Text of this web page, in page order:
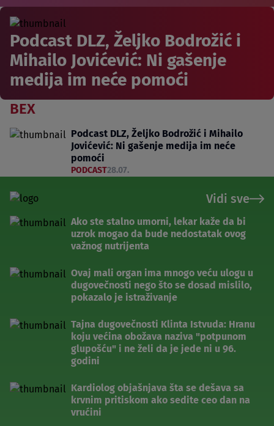
Podcast DLZ, Željko Bodrožić i
Mihailo Jovićević: Ni gašenje
medija im neće pomoći
BEX
Podcast DLZ, Željko Bodrožić i Mihailo
Jovićević: Ni gašenje medija im neće
pomoći
PODCAST28.07.
Vidi sve
Ako ste stalno umorni, lekar kaže da bi
uzrok mogao da bude nedostatak ovog
važnog nutrijenta
Ovaj mali organ ima mnogo veću ulogu u
dugovečnosti nego što se dosad mislilo,
pokazalo je istraživanje
Tajna dugovečnosti Klinta Istvuda: Hranu
koju većina obožava naziva "potpunom
glupošću" i ne želi da je jede ni u 96.
godini
Kardiolog objašnjava šta se dešava sa
krvnim pritiskom ako sedite ceo dan na
vrućini